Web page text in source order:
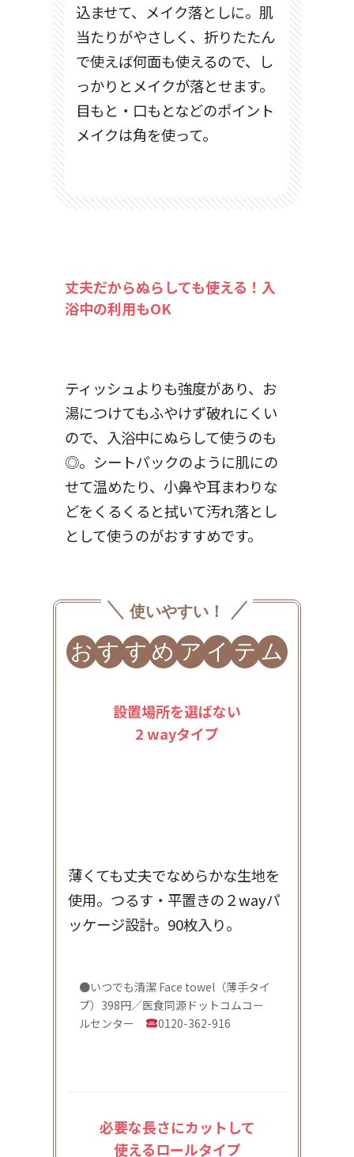
込ませて、メイク落としに。肌
当たりがやさしく、折りたたん
で使えば何面も使えるので、し
っかりとメイクが落とせます。
目もと・口もとなどのポイント
メイクは角を使って。
丈夫だからぬらしても使える！入
浴中の利用もOK
ティッシュよりも強度があり、お
湯につけてもふやけず破れにくい
ので、入浴中にぬらして使うのも
◎。シートパックのように肌にの
せて温めたり、小鼻や耳まわりな
どをくるくると拭いて汚れ落とし
として使うのがおすすめです。
使いやすい！
お す す め ア イ テ ム
設置場所を選ばない
2 wayタイプ
薄くても丈夫でなめらかな生地を
使用。つるす・平置きの２wayパ
ッケージ設計。90枚入り。
●いつでも清潔 Face towel（薄手タイ
プ）398円／医食同源ドットコムコー
ルセンター
0120-362-916
必要な長さにカットして
使えるロールタイプ